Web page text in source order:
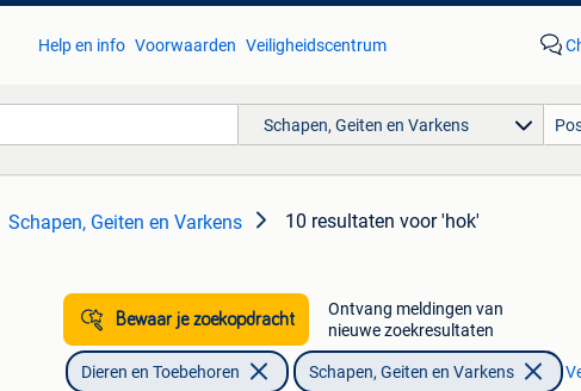
Help en info Voorwaarden Veiligheidscentrum
Schapen, Geiten en Varkens
Schapen, Geiten en Varkens 10 resultaten voor 'hok'
Bewaar je zoekopdracht
Ontvang meldingen van
nieuwe zoekresultaten
Dieren en Toebehoren Schapen, Geiten en Varkens